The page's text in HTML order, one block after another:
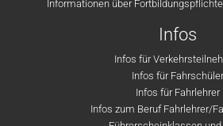
Informationen über
Infos
Infos für
Infos für Fahrschüler
Infos für Fahrlehrer
Infos zum Beruf Fahrlehrer/